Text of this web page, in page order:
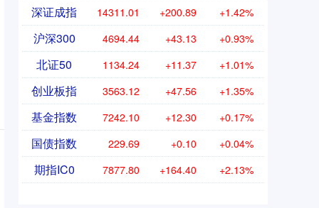
深证成指 14311.01 +200.89 +1.42%
沪深300 4694.44 +43.13 +0.93%
北证50 1134.24 +11.37 +1.01%
创业板指 3563.12 +47.56 +1.35%
基金指数 7242.10 +12.30 +0.17%
国债指数 229.69 +0.10 +0.04%
期指IC0 7877.80 +164.40 +2.13%